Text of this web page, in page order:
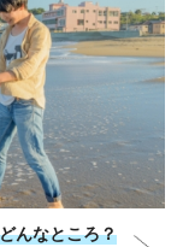
んなところ？